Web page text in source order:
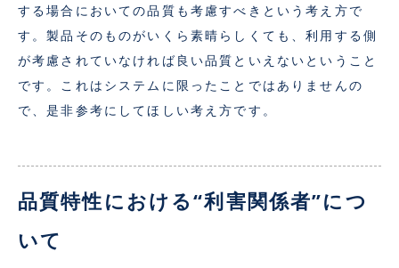
する場合においての品質も考慮すべきという考え方で
す。製品そのものがいくら素晴らしくても、利用する側
が考慮されていなければ良い品質といえないということ
です。これはシステムに限ったことではありませんの
で、是非参考にしてほしい考え方です。
品質特性における“利害関係者”につ
いて